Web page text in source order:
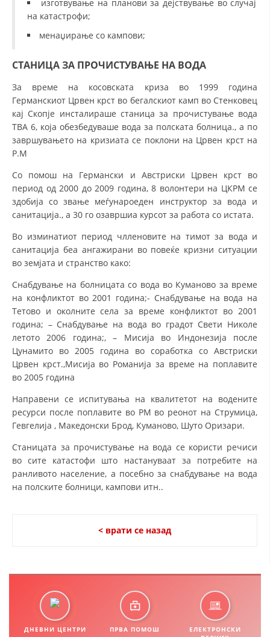
изготвување на планови за дејствување во случај
на катастрофи;
менаџирање со кампови;
СТАНИЦА ЗА ПРОЧИСТУВАЊЕ НА ВОДА
За време на косовската криза во 1999 година
Германскиот Црвен крст во бегалскиот камп во Стенковец
кај Скопје инсталираше станица за прочистување вода
ТВА 6, која обезбедуваше вода за полската болница., а по
завршувањето на кризиата се поклони на Црвен крст на
Р.М
Со помош на Германски и Австриски Црвен крст во
период од 2000 до 2009 година, 8 волонтери на ЦКРМ се
здобија со звање меѓунароеден инструктор за вода и
санитација., а 30 го озавршиа курсот за работа со истата.
Во изминатиот период члленовите на тимот за вода и
санитација беа ангажирани во повеќе кризни ситуации
во земјата и странство како:
Снабдување на болницата со вода во Куманово за време
на конфликтот во 2001 година;- Снабдување на вода на
Тетово и околните села за време конфликтот во 2001
година; – Снабдување на вода во градот Свети Николе
летото 2006 година;, – Мисија во Индонезија после
Цунамито во 2005 година во соработка со Австриски
Црвен крст.,Мисија во Романија за време на поплавите
во 2005 година
Направени се испитувања на квалитетот на водените
ресурси после поплавите во РМ во реонот на Струмица,
Гевгелија , Македонски Брод, Куманово, Шуто Оризари.
Станицата за прочистување на вода се користи речиси
во сите катастофи што настануваат за потребите на
ранливото население, а посебно за снабдување на вода
на полските болници, кампови итн..
< врати се назад
ДНЕВНИ ЦЕНТРИ ПРВА ПОМОШ
ЕЛЕКТРОНСКИ